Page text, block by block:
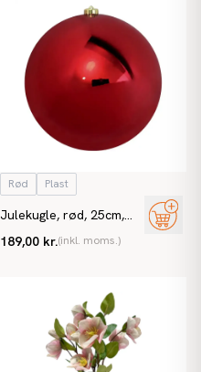
Rød Plast
Julekugle, rød, 25cm,
189,00 kr.(inkl. moms.)